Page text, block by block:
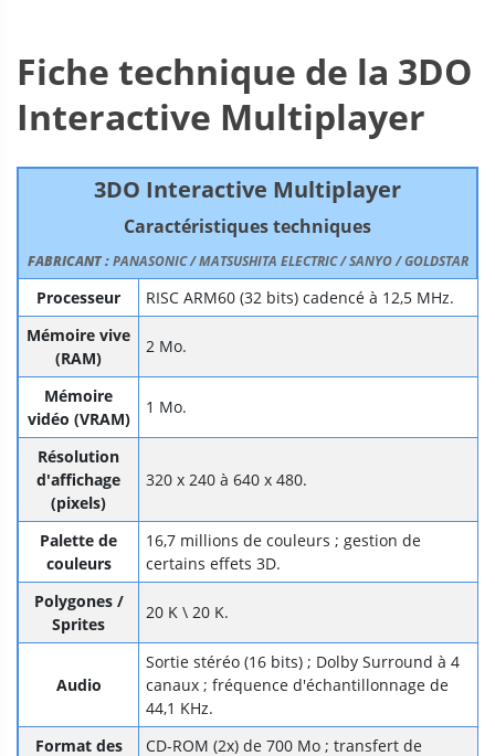
Fiche technique de la 3DO
Interactive Multiplayer
3DO Interactive Multiplayer
Caractéristiques techniques
FABRICANT :PANASONIC / MATSUSHITA ELECTRIC / SANYO / GOLDSTAR
Processeur
RISC ARM60 (32 bits) cadencé à 12,5 MHz.
Mémoire vive
(RAM)
2 Mo.
Mémoire
vidéo (VRAM)
1 Mo.
Résolution
d'affichage
(pixels)
320 x 240 à 640 x 480.
Palette de
couleurs
16,7 millions de couleurs ; gestion de
certains effets 3D.
Polygones /
Sprites
20 K \ 20 K.
Audio
Sortie stéréo (16 bits) ; Dolby Surround à 4
canaux ; fréquence d'échantillonnage de
44,1 KHz.
Format des
CD-ROM (2x) de 700 Mo ; transfert de